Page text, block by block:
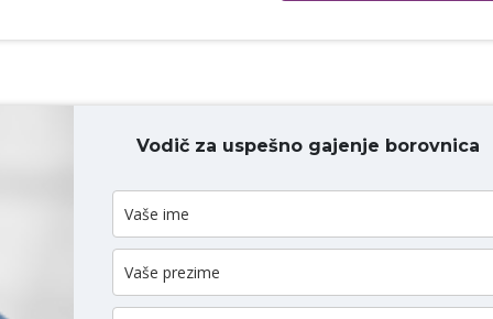
KOMENTAR
Vodič za uspešno gajenje borovnica